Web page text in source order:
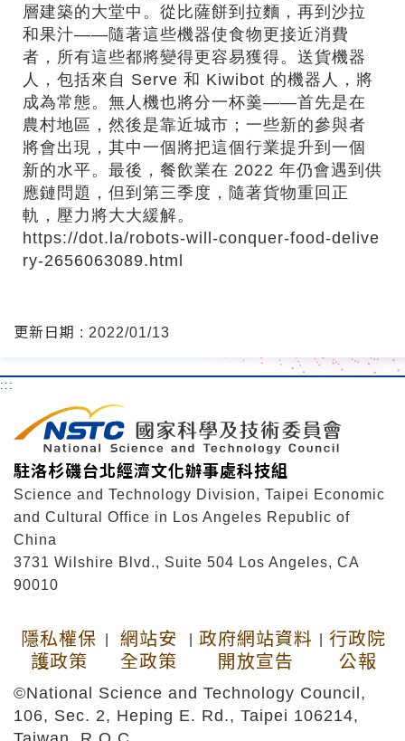
層建築的大堂中。從比薩餅到拉麵，再到沙拉
和果汁——隨著這些機器使食物更接近消費
者，所有這些都將變得更容易獲得。送貨機器
人，包括來自 Serve 和 Kiwibot 的機器人，將
成為常態。無人機也將分一杯羹——首先是在
農村地區，然後是靠近城市；一些新的參與者
將會出現，其中一個將把這個行業提升到一個
新的水平。最後，餐飲業在 2022 年仍會遇到供
應鏈問題，但到第三季度，隨著貨物重回正
軌，壓力將大大緩解。
https://dot.la/robots-will-conquer-food-delive
ry-2656063089.html
更新日期 : 2022/01/13
:::
駐洛杉磯台北經濟文化辦事處科技組
Science and Technology Division, Taipei Economic
and Cultural Office in Los Angeles Republic of
China
3731 Wilshire Blvd., Suite 504 Los Angeles, CA
90010
隱私權保
護政策
網站安
全政策
政府網站資料
開放宣告
行政院
公報
©National Science and Technology Council,
106, Sec. 2, Heping E. Rd., Taipei 106214,